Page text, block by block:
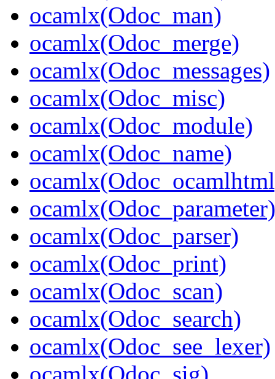
ocamlx(Odoc_man)
ocamlx(Odoc_merge)
ocamlx(Odoc_messages)
ocamlx(Odoc_misc)
ocamlx(Odoc_module)
ocamlx(Odoc_name)
ocamlx(Odoc_parameter)
ocamlx(Odoc_parser)
ocamlx(Odoc_print)
ocamlx(Odoc_scan)
ocamlx(Odoc_search)
ocamlx(Odoc_see_lexer)